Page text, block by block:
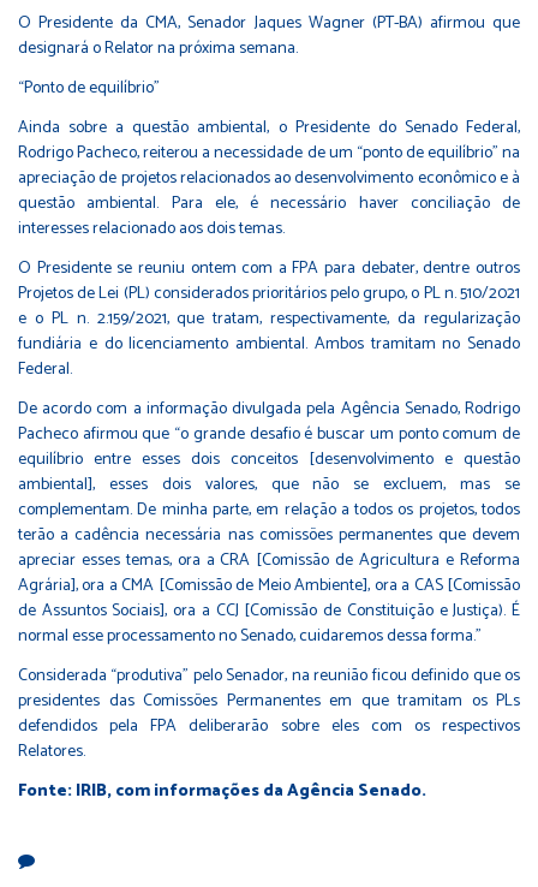
O Presidente da CMA, Senador Jaques Wagner (PT-BA) afirmou que
designará o Relator na próxima semana.
“Ponto de equilíbrio”
Ainda sobre a questão ambiental, o Presidente do Senado Federal,
Rodrigo Pacheco, reiterou a necessidade de um “ponto de equilíbrio” na
apreciação de projetos relacionados ao desenvolvimento econômico e à
questão ambiental. Para ele, é necessário haver conciliação de
interesses relacionado aos dois temas.
O Presidente se reuniu ontem com a FPA para debater, dentre outros
Projetos de Lei (PL) considerados prioritários pelo grupo, o PL n. 510/2021
e o PL n. 2.159/2021, que tratam, respectivamente, da regularização
fundiária e do licenciamento ambiental. Ambos tramitam no Senado
Federal.
De acordo com a informação divulgada pela Agência Senado, Rodrigo
Pacheco afirmou que “o grande desafio é buscar um ponto comum de
equilíbrio entre esses dois conceitos [desenvolvimento e questão
ambiental], esses dois valores, que não se excluem, mas se
complementam. De minha parte, em relação a todos os projetos, todos
terão a cadência necessária nas comissões permanentes que devem
apreciar esses temas, ora a CRA [Comissão de Agricultura e Reforma
Agrária], ora a CMA [Comissão de Meio Ambiente], ora a CAS [Comissão
de Assuntos Sociais], ora a CCJ [Comissão de Constituição e Justiça). É
normal esse processamento no Senado, cuidaremos dessa forma.”
Considerada “produtiva” pelo Senador, na reunião ficou definido que os
presidentes das Comissões Permanentes em que tramitam os PLs
defendidos pela FPA deliberarão sobre eles com os respectivos
Relatores.
Fonte: IRIB, com informações da Agência Senado.